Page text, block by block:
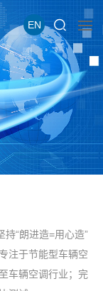
EN
“朗进造=用心造”
注于节能型车辆空
车辆空调行业；完